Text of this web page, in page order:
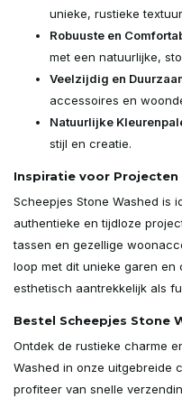
unieke, rustieke
Robuuste en
met een natuurlijke,
Veelzijdig en
accessoires en
Natuurlijke
stijl en creatie.
Inspiratie voor Projecten
Scheepjes Stone Washed is
authentieke en tijdloze
tassen en gezellige
loop met dit unieke garen
esthetisch aantrekkelijk als
Bestel Scheepjes Stone
Ontdek de rustieke charme
Washed in onze uitgebreide
profiteer van snelle